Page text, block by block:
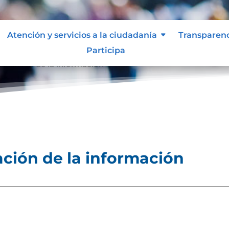
Atención y servicios a la ciudadanía
Participa
de la información
de la información